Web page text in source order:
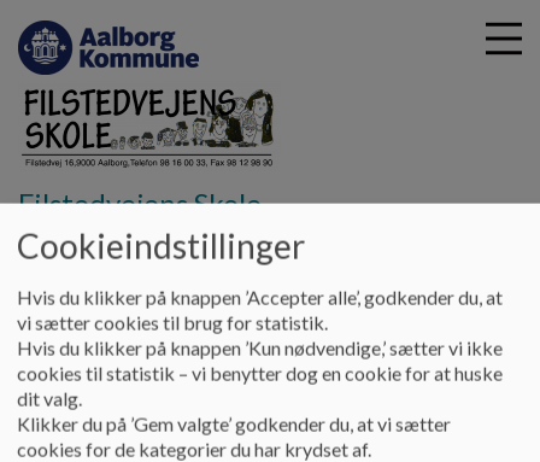
Filstedvejens Skole
Kontakt Kontaktpersoner udenfor skolen
kontor
Børnenes kontor
Børnenes Kontor arrangerer ferieophold for elever i Aalborg
Kommunes skoler på fondens tre feriehjem.
Cookieindstillinger
Hvis du klikker på knappen ’Accepter alle’, godkender du, at
vi sætter cookies til brug for statistik.
Hvis du klikker på knappen ’Kun nødvendige,’ sætter vi ikke
cookies til statistik – vi benytter dog en cookie for at huske
dit valg.
Klikker du på ’Gem valgte’ godkender du, at vi sætter
cookies for de kategorier du har krydset af.